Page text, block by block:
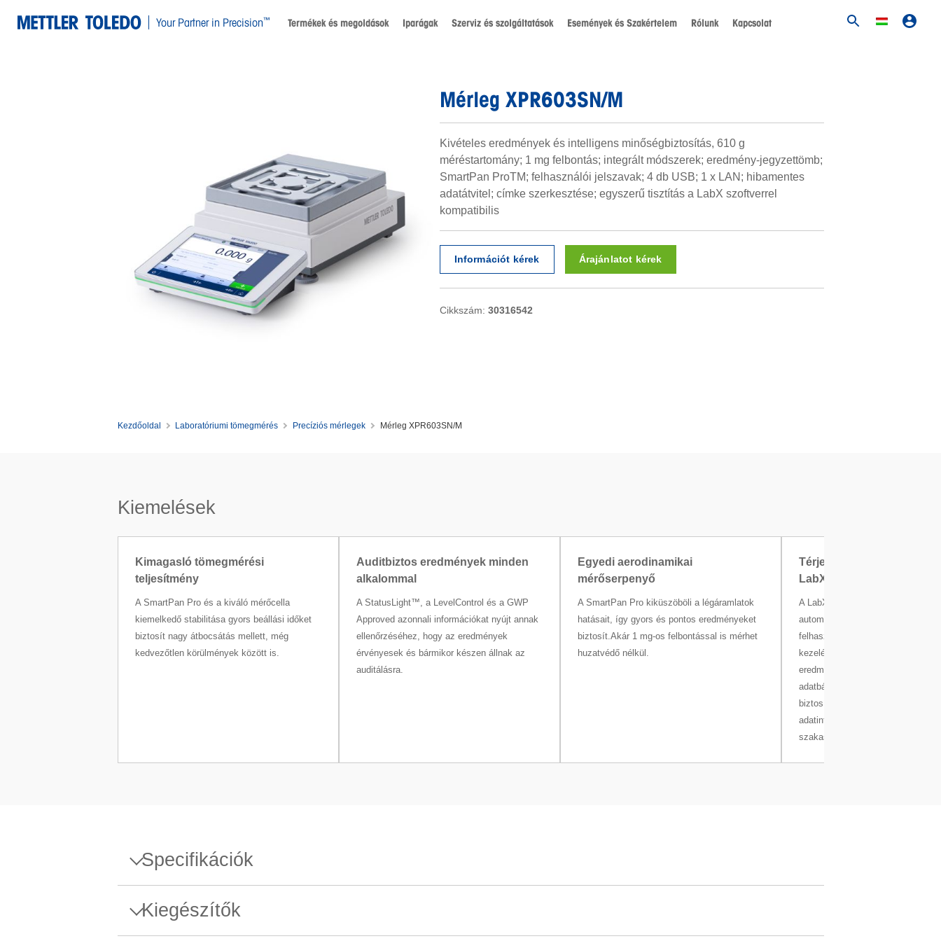
Your Partner in Precision™ Termékek és megoldások Iparágak Szerviz és szolgáltatások Események és Szakértelem Rólunk Kapcsolat
Mérleg XPR603SN/M
Kivételes eredmények és intelligens minőségbiztosítás, 610 g
méréstartomány; 1 mg felbontás; integrált módszerek; eredmény-jegyzettömb;
SmartPan ProTM; felhasználói jelszavak; 4 db USB; 1 x LAN; hibamentes
adatátvitel; címke szerkesztése; egyszerű tisztítás a LabX szoftverrel
kompatibilis
Információt kérek Árajánlatot kérek
Cikkszám: 30316542
Kezdőoldal Laboratóriumi tömegmérés Precíziós mérlegek Mérleg XPR603SN/M
Kiemelések
Kimagasló tömegmérési
teljesítmény
A SmartPan Pro és a kiváló mérőcella
kiemelkedő stabilitása gyors beállási időket
biztosít nagy átbocsátás mellett, még
kedvezőtlen körülmények között is.
Auditbiztos eredmények minden
alkalommal
A StatusLight™, a LevelControl és a GWP
Approved azonnali információkat nyújt annak
ellenőrzéséhez, hogy az eredmények
érvényesek és bármikor készen állnak az
auditálásra.
Egyedi aerodinamikai
mérőserpenyő
A SmartPan Pro kiküszöböli a légáramlatok
hatásait, így gyors és pontos eredményeket
biztosít.Akár 1 mg-os felbontással is mérhet
huzatvédő nélkül.
Térjen át digitális
LabX szoftverrel
A LabX képernyőn megjelenő
automatikus dokumentációt,
felhasználók és a feladatok
kezelését kínálja. A tömegmérési
eredmények és metaadatok egy
adatbázisban kerülnek mentésre,
biztosítja a
adatintegritást, valamint segíti a
szakaszának való ...
Specifikációk
Specifikációk - Mérleg XPR603SN/M
Maximális kapacitás 610 g
Kiegészítők